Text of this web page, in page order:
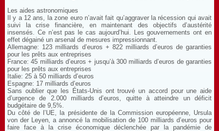
Les aides astronomiques
Il y a 12 ans, la zone euro n’avait fait qu’aggraver la récession qui avait
suivi la crise financière, en maintenant des objectifs d’austérité
insensés. Ce n’est pas le cas aujourd’hui. Les gouvernements ont en
effet dégainé un arsenal de mesures impressionnant.
Allemagne: 123 milliards d’euros + 822 milliards d’euros de garanties
pour les prêts aux entreprises
France: 45 milliards d’euros + jusqu’à 300 milliards d’euros de garanties
pour les prêts aux entreprises
Italie: 25 à 50 milliards d’euros
Espagne: 17 milliards d’euros
Sans oublier que les États-Unis ont trouvé un accord pour une aide
d’urgence de 2.000 milliards d’euros, quitte à atteindre un déficit
budgétaire de 9,5%.
Du côté de l’UE, la présidente de la Commission européenne, Ursula
von der Leyen, a annoncé la mobilisation de 100 milliards d’euros pour
faire face à la crise économique déclenchée par la pandémie de